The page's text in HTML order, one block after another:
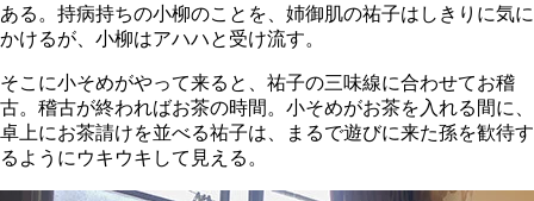
ある。持病持ちの小柳のことを、姉御肌の祐子はしきりに気に
かけるが、小柳はアハハと受け流す。
そこに小そめがやって来ると、祐子の三味線に合わせてお稽
古。稽古が終わればお茶の時間。小そめがお茶を入れる間に、
卓上にお茶請けを並べる祐子は、まるで遊びに来た孫を歓待す
るようにウキウキして見える。